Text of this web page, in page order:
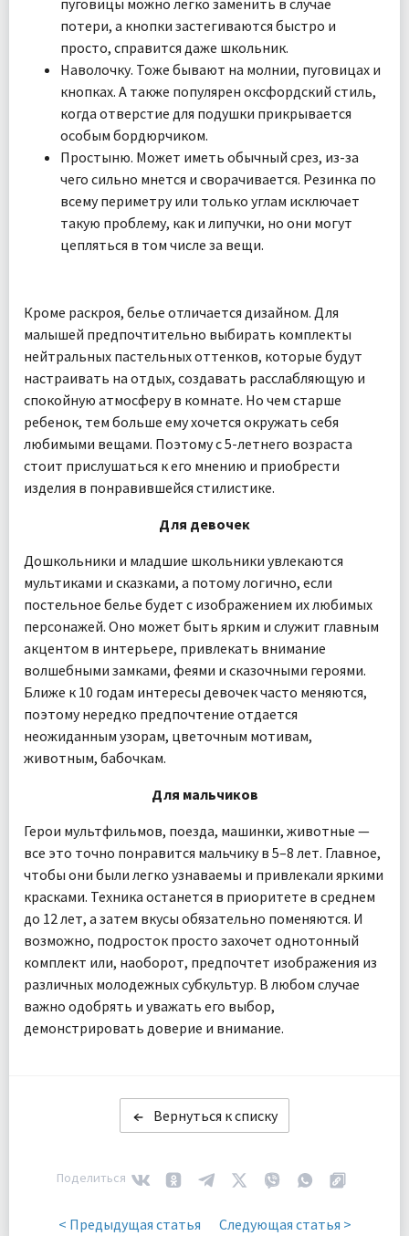
потери, а кнопки застегиваются быстро и
просто, справится даже школьник.
Наволочку. Тоже бывают на молнии, пуговицах и
кнопках. А также популярен оксфордский стиль,
когда отверстие для подушки прикрывается
особым бордюрчиком.
Простыню. Может иметь обычный срез, из-за
чего сильно мнется и сворачивается. Резинка по
всему периметру или только углам исключает
такую проблему, как и липучки, но они могут
цепляться в том числе за вещи.
Кроме раскроя, белье отличается дизайном. Для
малышей предпочтительно выбирать комплекты
нейтральных пастельных оттенков, которые будут
настраивать на отдых, создавать расслабляющую и
спокойную атмосферу в комнате. Но чем старше
ребенок, тем больше ему хочется окружать себя
любимыми вещами. Поэтому с 5-летнего возраста
стоит прислушаться к его мнению и приобрести
изделия в понравившейся стилистике.
Для девочек
Дошкольники и младшие школьники увлекаются
мультиками и сказками, а потому логично, если
постельное белье будет с изображением их любимых
персонажей. Оно может быть ярким и служит главным
акцентом в интерьере, привлекать внимание
волшебными замками, феями и сказочными героями.
Ближе к 10 годам интересы девочек часто меняются,
поэтому нередко предпочтение отдается
неожиданным узорам, цветочным мотивам,
животным, бабочкам.
Для мальчиков
Герои мультфильмов, поезда, машинки, животные —
все это точно понравится мальчику в 5–8 лет. Главное,
чтобы они были легко узнаваемы и привлекали яркими
красками. Техника останется в приоритете в среднем
до 12 лет, а затем вкусы обязательно поменяются. И
возможно, подросток просто захочет однотонный
комплект или, наоборот, предпочтет изображения из
различных молодежных субкультур. В любом случае
важно одобрять и уважать его выбор,
демонстрировать доверие и внимание.
Вернуться к списку
Поделиться
< Предыдущая статья Следующая статья >